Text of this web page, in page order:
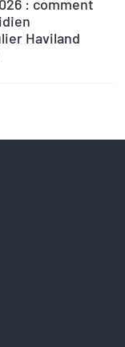
: comment
Haviland